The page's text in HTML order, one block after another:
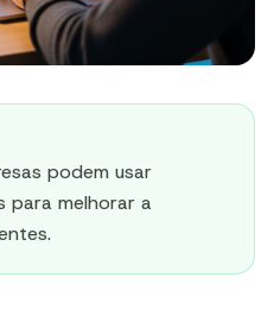
podem usar
para melhorar a